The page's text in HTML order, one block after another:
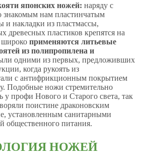
японских ножей: наряду с
нам пластинчатым
и накладки из пластмассы,
древесных пластиков крепятся на
широко применяются литьевые
из полипропилена и
одними из первых, предложивших
когда рукоять из
с антифрикционным покрытием
Подобные ножи стремительно
у профи Нового и Старого света, так
поистине драконовским
установленным санитарными
общественного питания.
НОЖЕЙ